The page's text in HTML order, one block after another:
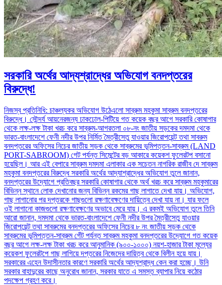
সরকারি অর্থের আদ্যশ্রাদ্ধের অভিযোগ বনদপ্তরের
বিরুদ্ধে!
নিজস্ব প্রতিনিধি: চাঞ্চল্যকর অভিযোগ উঠেএলো সাব্রুম মহকুমা সাব্রুম বনদপ্তরের
বিরুদ্ধে। সৌন্দর্য আয়নেরজন্য ঢাকঢোল-পিটিয়ে গত কয়েক বছর আগে সরকারি কোষাগার
থেকে লক্ষ-লক্ষ টাকা খরচ করে সাব্রুম-আগরতলা ০৮-নং জাতীয় সড়কের দমদমা থেকে
ভারত-বাংলাদেশে ফেনী নদীর উপর নির্মিত মৈত্রীসেতু যাওয়ার জিরোপয়েন্ট তথা সাবরুম
বনদপ্তরের অফিসের নিচের জাতীয় সড়ক থেকে সাব্রুমের ভূমিপত্তন-সাব্রুম (LAND
PORT-SABROOM) গেট পর্যন্ত সিমেন্টের বড় আকারে কয়েকশ ফুলেরটপ বসানো
হয়েছিল। আর এই বেপারে সাব্রুম দমদমা এলাকার এক সচেতন নাগরিক রাজীব দে সাব্রুম
মহকুমা বনদপ্তরের বিরুদ্ধে সরকারি অর্থের আদ্যাশ্রাদ্ধের অভিযোগ তুলে জানান,
বনদপ্তরের উদ্যোগে প্রতিবছর সরকারি কোষাগার থেকে অর্থ খরচ করে সাব্রুম মহকুমারের
বিভিন্ন স্থানে লোক দেখানোর জন্য বিভিন্ন রকমের গাছ লাগাতে দেখা যায়। অভিযোগ,
গাছ লাগানোর পর দপ্তরকে গাছগুলো রক্ষণাবেক্ষণের দায়িত্বে দেখা যায় না। যার ফলে
ওই লাগানো কাজগুলো রক্ষণাবেক্ষণের অভাবে মেরে যায়। এ রকমই অভিযোগ তুলে তিনি
আরো জানান, দমদমা থেকে ভারত-বাংলাদেশে ফেনী নদীর উপর মৈত্রীসেতু যাওয়ার
জিরোপয়েন্ট তথা সাবরুমের বনদপ্তরের অফিসের নিচের ৮ নং জাতীয় সড়ক থেকে
সাব্রুমের ভূমিপত্তন-সাব্রুম গেঁট পর্যন্ত সাব্রুম মহকুমা বনদপ্তরের উদ্যোগে গত কয়েক
বছর আগে লক্ষ-লক্ষ টাকা খরচ করে আনুমানিক (৯০০-১০০০) নয়শ-হাজার টাকা মূল্যের
কয়েকশ ফুলেরটপে গাছ লাগিয়ে দপ্তরের নিজেদের দায়িত্ব থেকে বিলীন হয়ে যায়।
সরকারের এহেন উদাসীনতার কারণে সরকারি অর্থের আদ্যশ্রাদ্ধ কেন করা হচ্ছে। উনি
সরকার বাহাদুরের কাছে অনুরোধ জানান, সরকার যাতে এ সমস্ত ব্যাপার নিয়ে কঠোর
পদক্ষেপ গ্রহণ করে।